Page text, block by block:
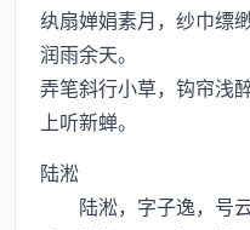
纨扇婵娟素月，纱巾缥
润雨余天。
弄笔斜行小草，钩帘浅
上听新蝉。
陆淞
陆淞，字子逸，号云